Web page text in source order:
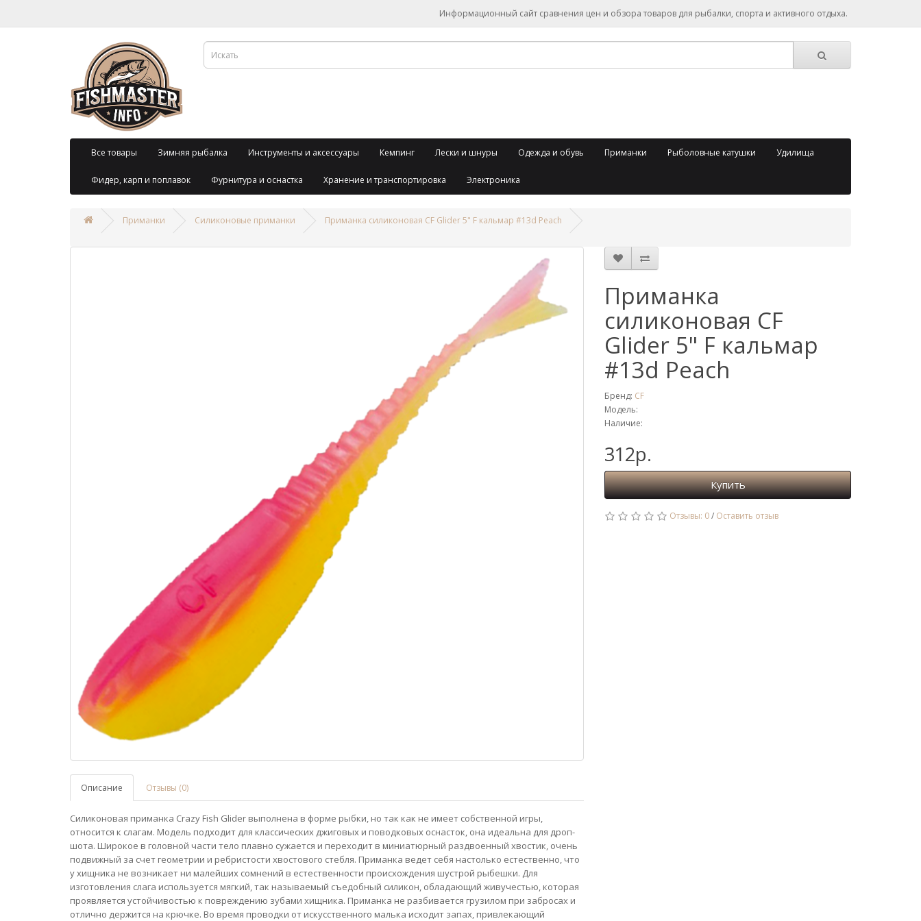
Информационный сайт сравнения цен и обзора товаров для рыбалки, спорта и активного отдыха.
Все товары Зимняя рыбалка Инструменты и аксессуары Кемпинг Лески и шнуры Одежда и обувь Приманки Рыболовные катушки Удилища
Фидер, карп и поплавок Фурнитура и оснастка Хранение и транспортировка Электроника
Приманки Силиконовые приманки Приманка силиконовая CF Glider 5" F кальмар #13d Peach
Описание Отзывы (0)
Силиконовая приманка Crazy Fish Glider выполнена в форме рыбки, но так как не имеет собственной игры,
относится к слагам. Модель подходит для классических джиговых и поводковых оснасток, она идеальна для дроп-
шота. Широкое в головной части тело плавно сужается и переходит в миниатюрный раздвоенный хвостик, очень
подвижный за счет геометрии и ребристости хвостового стебля. Приманка ведет себя настолько естественно, что
у хищника не возникает ни малейших сомнений в естественности происхождения шустрой рыбешки. Для
изготовления слага используется мягкий, так называемый съедобный силикон, обладающий живучестью, которая
проявляется устойчивостью к повреждению зубами хищника. Приманка не разбивается грузилом при забросах и
отлично держится на крючке. Во время проводки от искусственного малька исходит запах, привлекающий
Приманка
силиконовая CF
Glider 5" F кальмар
#13d Peach
Бренд: CF
Модель:
Наличие:
312р.
Купить
Отзывы: 0/ Оставить отзыв